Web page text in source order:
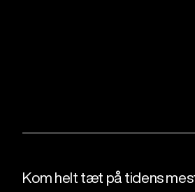
Kom helt tæt på tidens